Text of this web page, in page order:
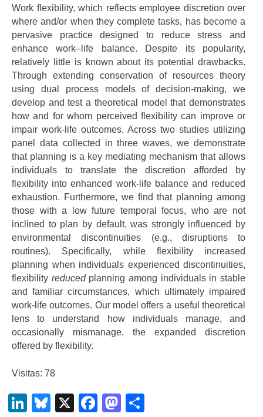
Work flexibility, which reflects employee discretion over
where and/or when they complete tasks, has become a
pervasive practice designed to reduce stress and
enhance work–life balance. Despite its popularity,
relatively little is known about its potential drawbacks.
Through extending conservation of resources theory
using dual process models of decision-making, we
develop and test a theoretical model that demonstrates
how and for whom perceived flexibility can improve or
impair work-life outcomes. Across two studies utilizing
panel data collected in three waves, we demonstrate
that planning is a key mediating mechanism that allows
individuals to translate the discretion afforded by
flexibility into enhanced work-life balance and reduced
exhaustion. Furthermore, we find that planning among
those with a low future temporal focus, who are not
inclined to plan by default, was strongly influenced by
environmental discontinuities (e.g., disruptions to
routines). Specifically, while flexibility increased
planning when individuals experienced discontinuities,
flexibility reducedplanning among individuals in stable
and familiar circumstances, which ultimately impaired
work-life outcomes. Our model offers a useful theoretical
lens to understand how individuals manage, and
occasionally mismanage, the expanded discretion
offered by flexibility.
Visitas: 78
LinkedIn
Bluesky
X Facebook
Mastodon